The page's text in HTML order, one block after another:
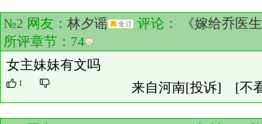
№2 网友： 林夕谣 评论：
《嫁给乔医
所评章节： 74
女主妹妹有文吗
1 来自河南[投诉] [不